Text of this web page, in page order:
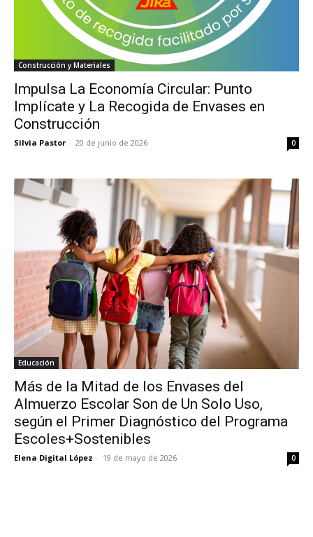
Construcción y Materiales
Impulsa La Economía Circular: Punto
Implícate y La Recogida de Envases en
Construcción
Silvia Pastor - 20 de junio de 2026 0
Educación
Más de la Mitad de los Envases del
Almuerzo Escolar Son de Un Solo Uso,
según el Primer Diagnóstico del Programa
Escoles+Sostenibles
Elena Digital López - 19 de mayo de 2026 0